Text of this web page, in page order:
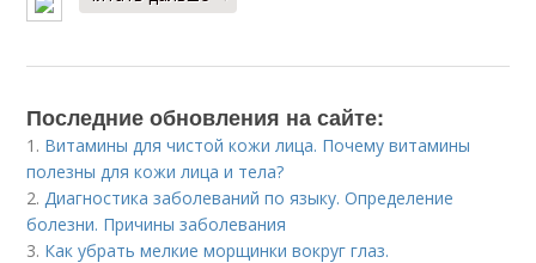
Последние обновления на сайте:
1. Витамины для чистой кожи лица. Почему витамины
полезны для кожи лица и тела?
2.Диагностика заболеваний по языку. Определение
болезни. Причины заболевания
3. Как убрать мелкие морщинки вокруг глаз.